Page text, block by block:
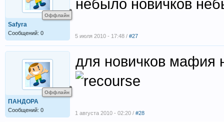
Оффлайн
Safyra
Сообщений: 0
небыло новичков
5 июля 2010 - 17:48 / #27
Оффлайн
ПАНДОРА
Сообщений: 0
для новичков мафия
1 августа 2010 - 02:20 / #28